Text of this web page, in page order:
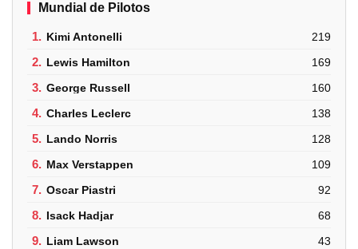
Mundial de Pilotos
1. Kimi Antonelli 219
2. Lewis Hamilton 169
3. George Russell 160
4. Charles Leclerc 138
5. Lando Norris 128
6. Max Verstappen 109
7. Oscar Piastri 92
8. Isack Hadjar 68
9. Liam Lawson 43